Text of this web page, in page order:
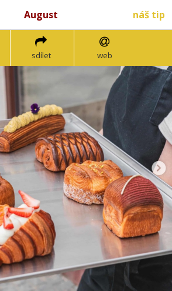
August náš tip
sdílet web